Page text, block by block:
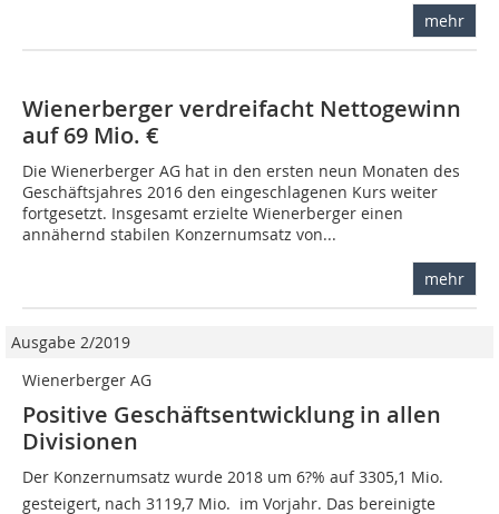
mehr
Wienerberger verdreifacht Nettogewinn
auf 69 Mio. €
Die Wienerberger AG hat in den ersten neun Monaten des
Geschäftsjahres 2016 den eingeschlagenen Kurs weiter
fortgesetzt. Insgesamt erzielte Wienerberger einen
annähernd stabilen Konzernumsatz von...
mehr
Ausgabe 2/2019
Wienerberger AG
Positive Geschäftsentwicklung in allen
Divisionen
Der Konzernumsatz wurde 2018 um 6?% auf 3305,1 Mio. 
gesteigert, nach 3119,7 Mio.  im Vorjahr. Das bereinigte